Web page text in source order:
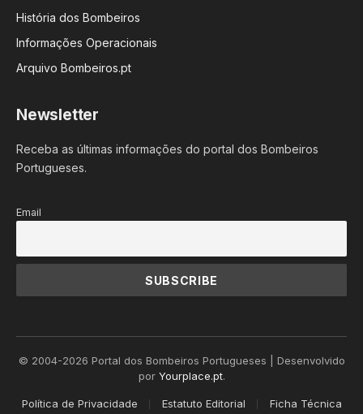
História dos Bombeiros
Informações Operacionais
Arquivo Bombeiros.pt
Newsletter
Receba as últimas informações do portal dos Bombeiros
Portugueses.
Email
© 2004-2026 Portal dos Bombeiros Portugueses | Desenvolvido
por Yourplace.pt.
Política de Privacidade Estatuto Editorial Ficha Técnica